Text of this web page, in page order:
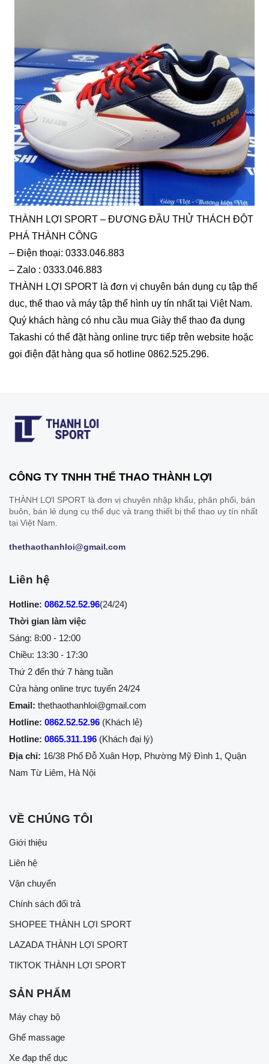
THÀNH LỢI SPORT – ĐƯƠNG ĐẦU THỬ THÁCH ĐỘT
PHÁ THÀNH CÔNG
– Điện thoại: 0333.046.883
– Zalo : 0333.046.883
THÀNH LỢI SPORT là đơn vị chuyên bán dụng cụ tập thể
dục, thể thao và máy tập thể hình uy tín nhất tại Việt Nam.
Quý khách hàng có nhu cầu mua Giày thể thao đa dụng
Takashi có thể đặt hàng online trực tiếp trên website hoặc
gọi điện đặt hàng qua số hotline 0862.525.296.
CÔNG TY TNHH THỂ THAO THÀNH LỢI
THÀNH LỢI SPORT là đơn vị chuyên nhập khẩu, phân phối, bán
buôn, bán lẻ dụng cụ thể dục và trang thiết bị thể thao uy tín nhất
tại Việt Nam.
thethaothanhloi@gmail.com
Liên hệ
Hotline: 0862.52.52.96(24/24)
Thời gian làm việc
Sáng: 8:00 - 12:00
Chiều: 13:30 - 17:30
Thứ 2 đến thứ 7 hàng tuần
Cửa hàng online trực tuyến 24/24
Email: thethaothanhloi@gmail.com
Hotline: 0862.52.52.96 (Khách lẻ)
Hotline: 0865.311.196 (Khách đại lý)
Địa chỉ: 16/38 Phố Đỗ Xuân Hợp, Phường Mỹ Đình 1, Quận
Nam Từ Liêm, Hà Nội
VỀ CHÚNG TÔI
Giới thiệu
Liên hệ
Vận chuyển
Chính sách đổi trả
SHOPEE THÀNH LỢI SPORT
LAZADA THÀNH LỢI SPORT
TIKTOK THÀNH LỢI SPORT
SẢN PHẨM
Máy chạy bộ
Ghế massage
Xe đạp thể dục